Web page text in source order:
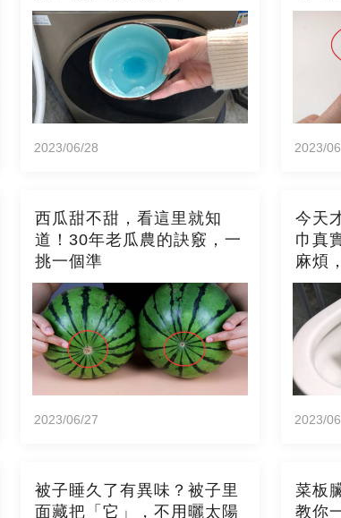
2023/06/28 2023/
西瓜甜不甜，看這里就知
道！30年老瓜農的訣竅，一
挑一個準
2023/06/27
今天
巾真
麻煩
2023/
被子睡久了有異味？被子里
面藏把「它」，不用曬太陽
菜板
教你